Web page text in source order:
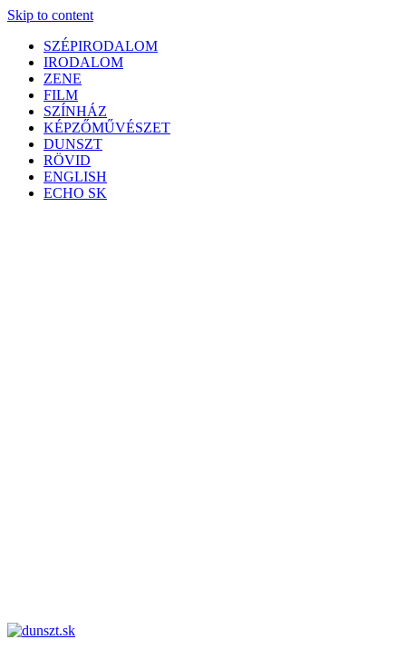
Skip to content
SZÉPIRODALOM
IRODALOM
ZENE
FILM
SZÍNHÁZ
KÉPZŐMŰVÉSZET
DUNSZT
RÖVID
ENGLISH
ECHO SK